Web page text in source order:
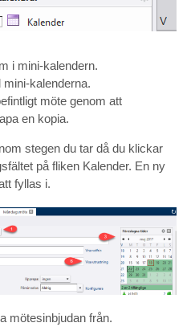
i mini-kalendern.
kalenderna.
möte genom att
en kopia.
stegen du tar då du klickar
på fliken Kalender. En ny
fyllas i.
mötesinbjudan från.